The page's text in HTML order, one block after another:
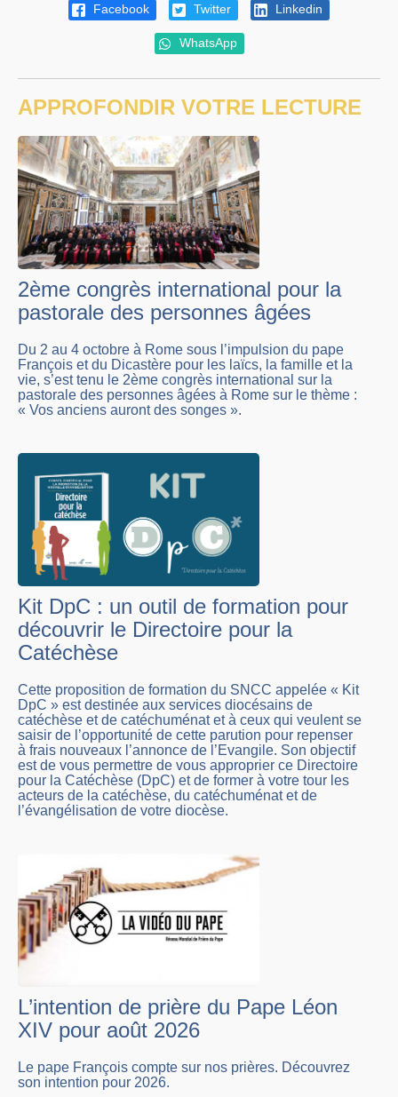
Facebook Twitter Linkedin
WhatsApp
APPROFONDIR VOTRE LECTURE
2ème congrès international pour la
pastorale des personnes âgées
Du 2 au 4 octobre à Rome sous l’impulsion du pape
François et du Dicastère pour les laïcs, la famille et la
vie, s’est tenu le 2ème congrès international sur la
pastorale des personnes âgées à Rome sur le thème :
« Vos anciens auront des songes ».
Kit DpC : un outil de formation pour
découvrir le Directoire pour la
Catéchèse
Cette proposition de formation du SNCC appelée « Kit
DpC » est destinée aux services diocésains de
catéchèse et de catéchuménat et à ceux qui veulent se
saisir de l’opportunité de cette parution pour repenser
à frais nouveaux l’annonce de l’Evangile. Son objectif
est de vous permettre de vous approprier ce Directoire
pour la Catéchèse (DpC) et de former à votre tour les
acteurs de la catéchèse, du catéchuménat et de
l’évangélisation de votre diocèse.
L’intention de prière du Pape Léon
XIV pour août 2026
Le pape François compte sur nos prières. Découvrez
son intention pour 2026.